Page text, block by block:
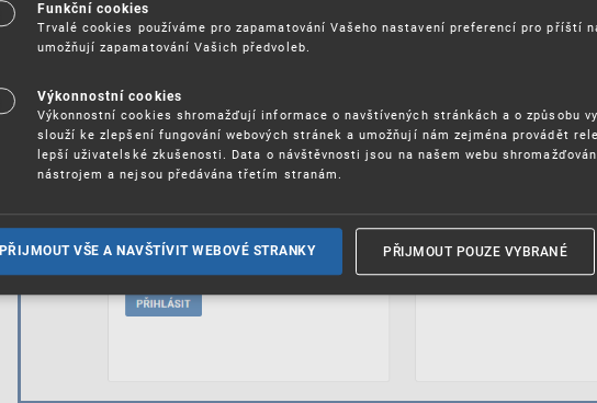
Funkční cookies
Trvalé cookies používáme pro zapamatování Vašeho nastavení preferencí pro příští
umožňují zapamatování Vašich předvoleb.
Výkonnostní cookies
Výkonnostní cookies shromažďují informace o navštívených stránkách a o způsobu
slouží ke zlepšení fungování webových stránek a umožňují nám zejména provádět
lepší uživatelské zkušenosti. Data o návštěvnosti jsou na našem webu
nástrojem a nejsou předávána třetím stranám.
PŘIJMOUT VŠE A NAVŠTÍVIT WEBOVÉ STRANKY PŘIJMOUT POUZE VYBRANÉ